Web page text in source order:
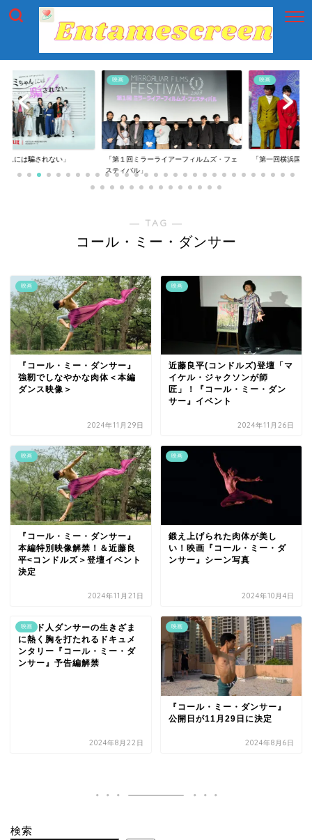
は騙されない」
映画
「第１回ミラーライアーフィルムズ・フェ
スティバル」
映画
「第一回横浜国際映画
― TAG ―
コール・ミー・ダンサー
映画
『コール・ミー・ダンサー』
強靭でしなやかな肉体＜本編
ダンス映像＞
2024年11月29日
映画
近藤良平(コンドルズ)登壇「マ
イケル・ジャクソンが師
匠」！『コール・ミー・ダン
サー』イベント
2024年11月26日
映画
『コール・ミー・ダンサー』
本編特別映像解禁！＆近藤良
平<コンドルズ＞登壇イベント
決定
2024年11月21日
映画
鍛え上げられた肉体が美し
い！映画『コール・ミー・ダ
ンサー』シーン写真
2024年10月4日
映画
インド人ダンサーの生きざま
に熱く胸を打たれるドキュメ
ンタリー『コール・ミー・ダ
ンサー』予告編解禁
2024年8月22日
映画
『コール・ミー・ダンサー』
公開日が11月29日に決定
2024年8月6日
検索